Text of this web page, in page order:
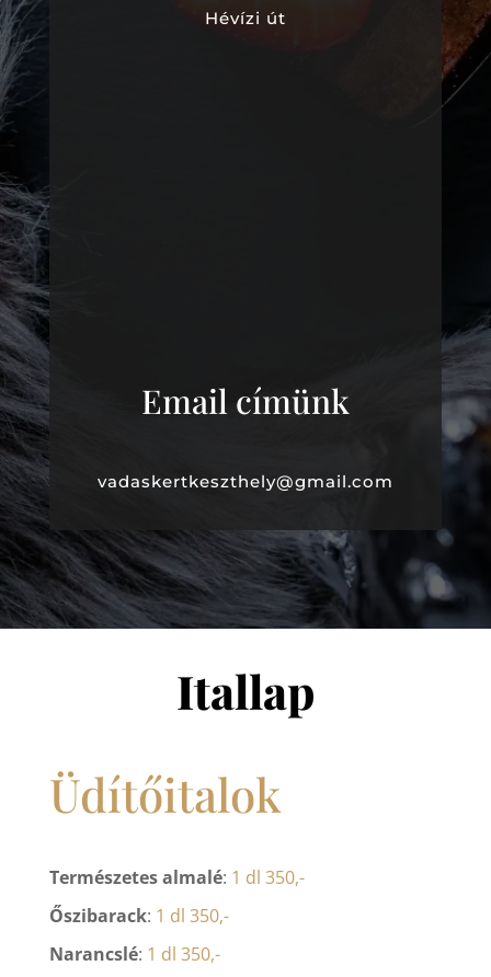
Hévízi út
Email címünk
vadaskertkeszthely@gmail.com
Itallap
Üdítőitalok
Természetes almalé: 1 dl 350,-
Őszibarack: 1 dl 350,-
Narancslé: 1 dl 350,-